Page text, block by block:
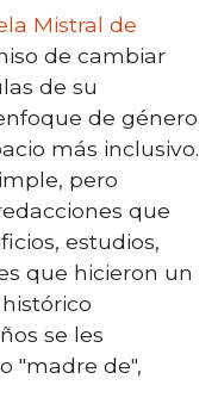
Mistral de
de cambiar
de su
de género
más inclusivo.
pero
que
estudios,
que hicieron un
se les
"madre de",